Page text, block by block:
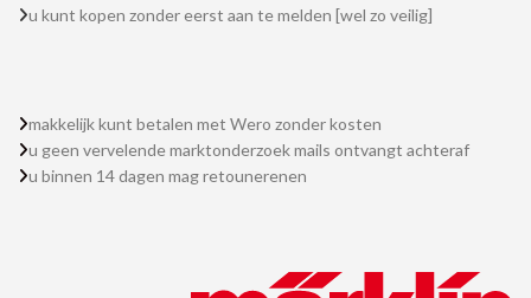
u kunt kopen zonder eerst aan te melden [wel zo veilig]
makkelijk kunt betalen met Wero zonder kosten
u geen vervelende marktonderzoek mails ontvangt achteraf
u binnen 14 dagen mag retounerenen